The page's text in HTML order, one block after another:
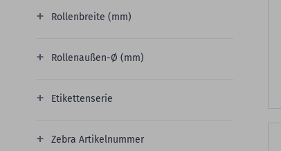
Rollenbreite (mm)
Rollenaußen-Ø (mm)
Etikettenserie
Zebra Artikelnummer